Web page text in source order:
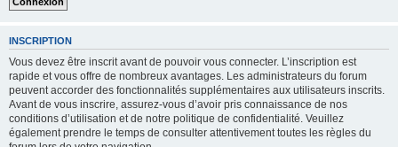
INSCRIPTION
Vous devez être inscrit avant de pouvoir vous connecter. L’inscription est
rapide et vous offre de nombreux avantages. Les administrateurs du forum
peuvent accorder des fonctionnalités supplémentaires aux utilisateurs inscrits.
Avant de vous inscrire, assurez-vous d’avoir pris connaissance de nos
conditions d’utilisation et de notre politique de confidentialité. Veuillez
également prendre le temps de consulter attentivement toutes les règles du